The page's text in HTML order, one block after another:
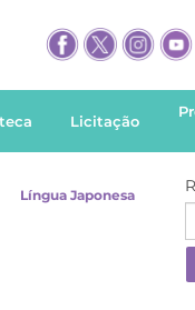
Licitação
Língua Japonesa